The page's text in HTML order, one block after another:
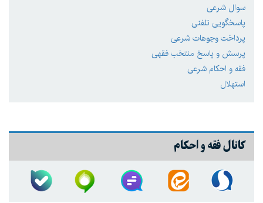
سوال شرعی
پاسخگویی تلفنی
پرداخت وجوهات شرعی
پرسش و پاسخ منتخب فقهی
فقه و احکام شرعی
استهلال
کانال فقه و احکام